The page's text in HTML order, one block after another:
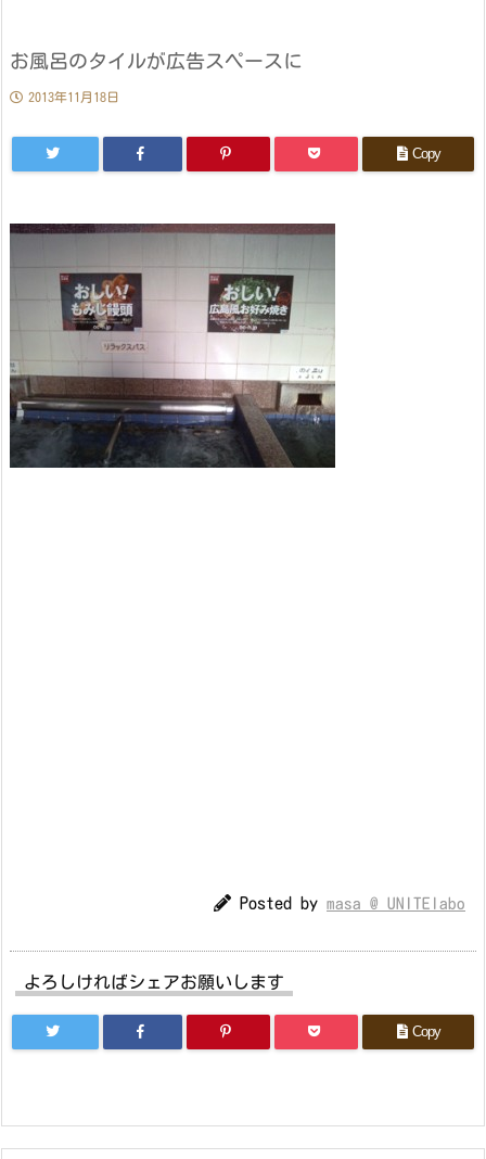
お風呂のタイルが広告スペースに
2013年11月18日
Copy
Posted by masa @ UNITElabo
よろしければシェアお願いします
Copy